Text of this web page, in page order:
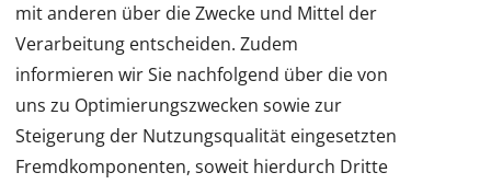
mit anderen über die Zwecke und Mittel der
Verarbeitung entscheiden. Zudem
informieren wir Sie nachfolgend über die von
uns zu Optimierungszwecken sowie zur
Steigerung der Nutzungsqualität eingesetzten
Fremdkomponenten, soweit hierdurch Dritte